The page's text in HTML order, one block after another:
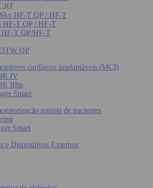
HF-T QP / HF-T
HF-T QP / HF-T
T QP/HF-T
QP
cardíacos implantáveis (MCI)
IV
IIIm
Smart
remota de pacientes
Smart
e Dispositivos Externos